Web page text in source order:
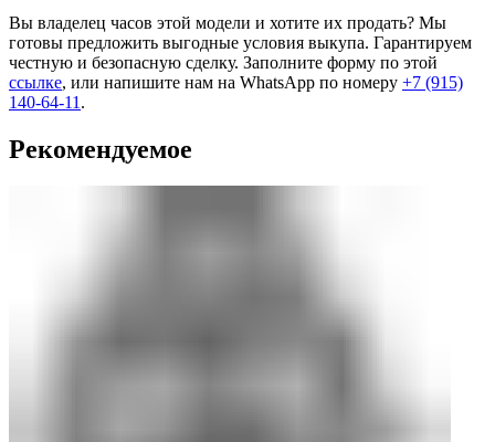
Вы владелец часов этой модели и хотите их продать? Мы
готовы предложить выгодные условия выкупа. Гарантируем
честную и безопасную сделку. Заполните форму по этой
ссылке, или напишите нам на WhatsApp по номеру +7 (915)
140-64-11 .
Рекомендуемое